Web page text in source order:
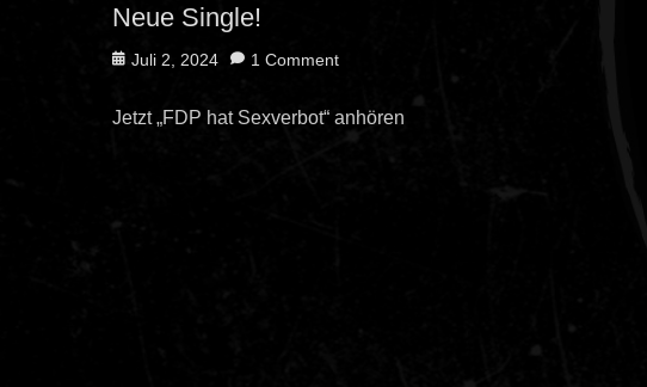
Neue Single!
Posted
Juli 2, 2024 1 Comment
Jetzt „FDP hat Sexverbot“ anhören